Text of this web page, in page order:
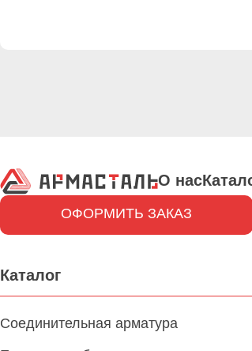
О нас
ОФОРМИТЬ ЗАКАЗ
Каталог
Соединительная арматура